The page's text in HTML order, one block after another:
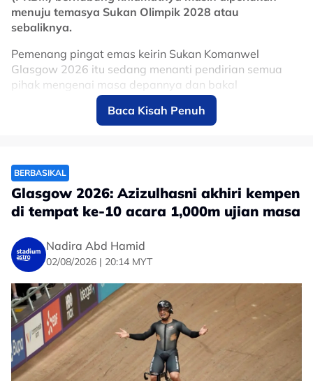
menuju temasya Sukan Olimpik 2028 atau
sebaliknya.
Pemenang pingat emas keirin Sukan Komanwel
Glasgow 2026 itu sedang menanti pendirian semua
pihak mengenai masa depannya dan bakal
memutuskan jawapan sebelum terbang ke Jepun bagi
mengharungi temasya Sukan Asia Aichi-Nagoya
bermula 19 September hadapan.
emas keirin Sukan Komanwel pada usia 38 tahun itu
mencerminkan aura dan pesona luar biasa atlet
kelahiran Dungun, Terengganu itu.
bersama skuad negara dan meneruskan legasi
gemilangnya di pentas tertinggi dunia.
Persoalannya, apakah skuad negara benar-benar
perlukan kudrat dan keringat Azizul dalam tempoh
kitaran Olimpik di Los Angeles nanti.
Baca Kisah Penuh
BERBASIKAL
Glasgow 2026: Azizulhasni akhiri kempen
di tempat ke-10 acara 1,000m ujian masa
Nadira Abd Hamid
02/08/2026 | 20:14 MYT